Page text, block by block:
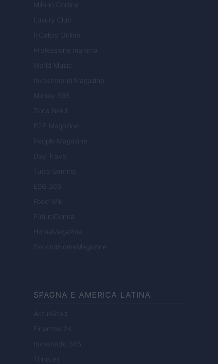
Milano Cortina
Luxury Club
Il Calcio Online
Professione mamma
World Music
Investimenti Magazine
Money 365
Zona Nerd
B2B Magazine
People Magazine
Day Travel
Tutto Gaming
ESG 365
Food Wiki
FuturoDonna
HomeMagazine
SecondHomeMagazine
SPAGNA E AMERICA LATINA
Actualidad
Finanzas 24
Investindo 365
Think.es